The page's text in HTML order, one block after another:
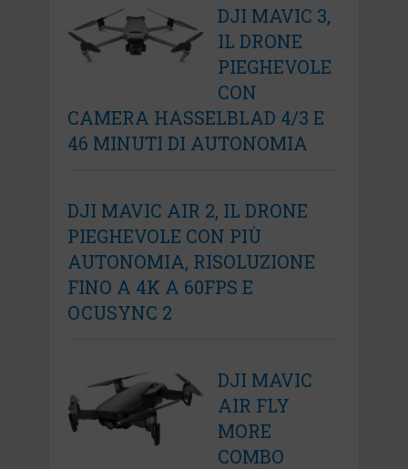
DJI MAVIC 3,
IL DRONE
PIEGHEVOLE
CON
CAMERA HASSELBLAD 4/3 E
46 MINUTI DI AUTONOMIA
DJI MAVIC AIR 2, IL DRONE
PIEGHEVOLE CON PIÙ
AUTONOMIA, RISOLUZIONE
FINO A 4K A 60FPS E
OCUSYNC 2
DJI MAVIC
AIR FLY
MORE
COMBO